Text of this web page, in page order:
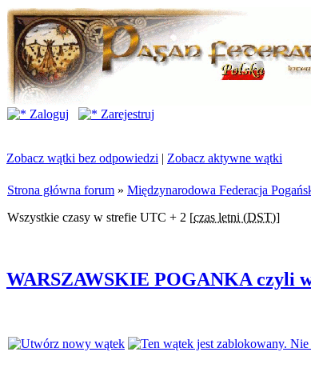
Zaloguj
Zarejestruj
Zobacz wątki bez odpowiedzi | Zobacz aktywne wątki
Strona główna forum » Międzynarodowa Federacja
Wszystkie czasy w strefie UTC + 2 [czas letni (DST)]
WARSZAWSKIE POGANKA czyli